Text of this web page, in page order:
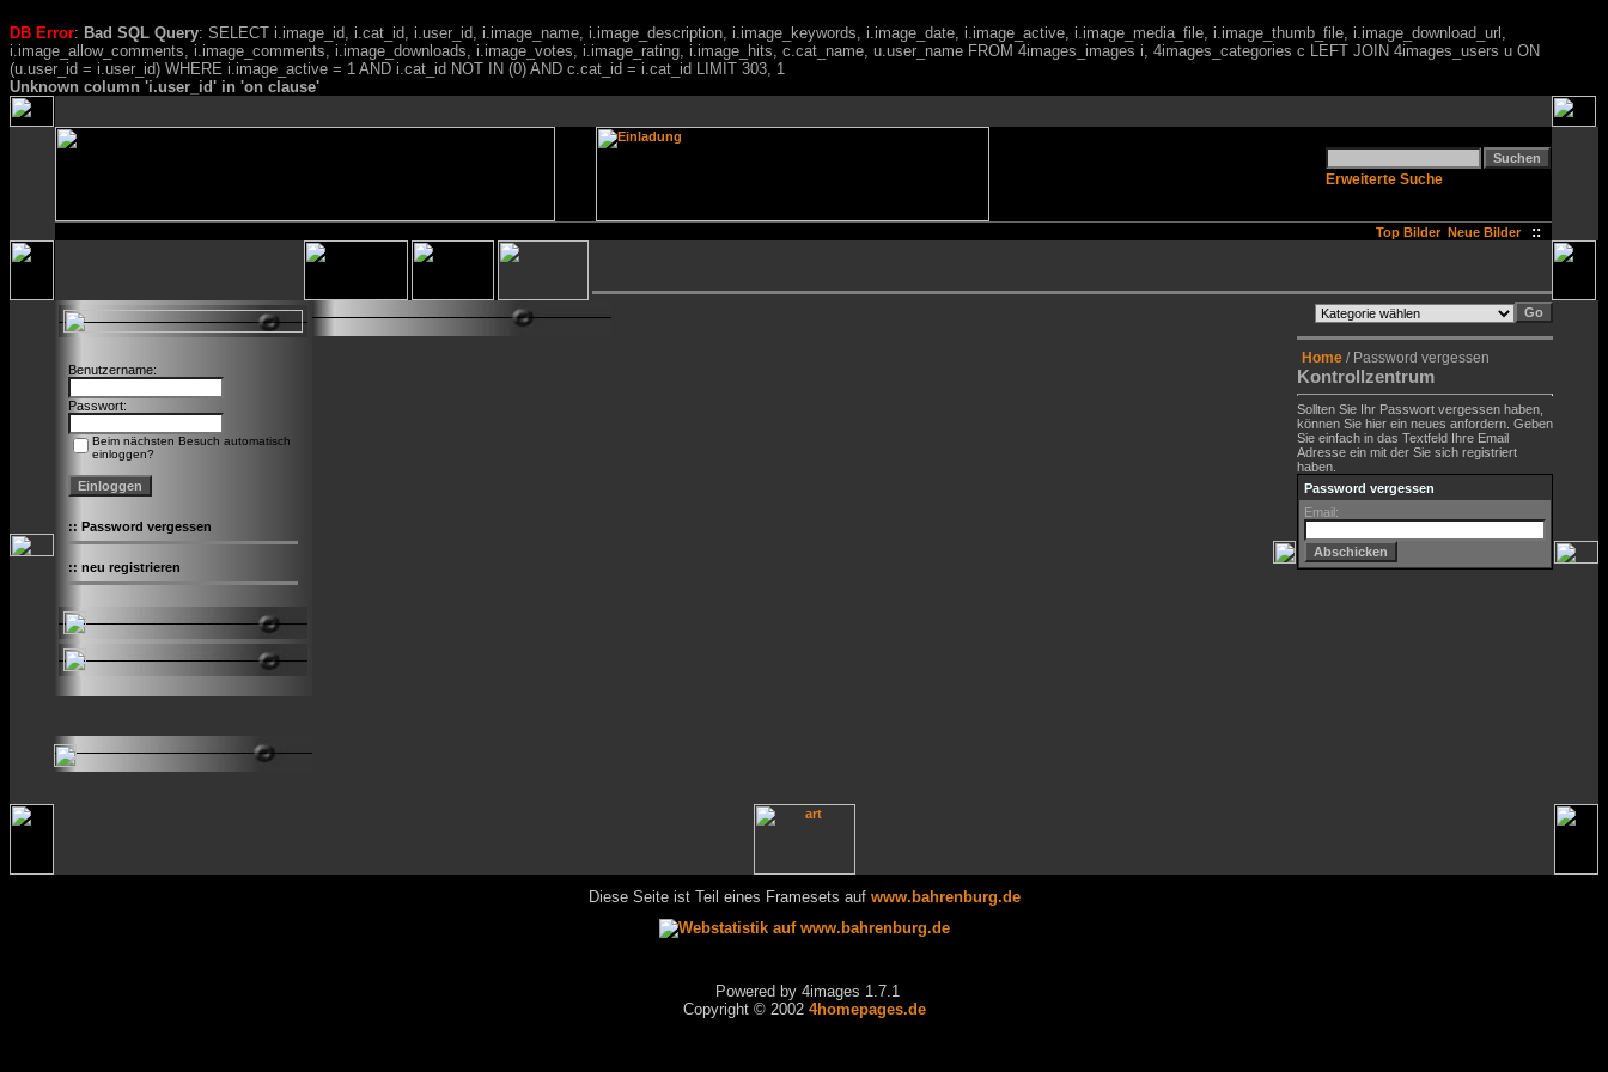
DB Error: Bad SQL Query: SELECT i.image_id, i.cat_id, i.user_id, i.image_name, i.image_description, i.image_keywords, i.image_date, i.image_active, i.image_media_file, i.image_thumb_file, i.image_download_url,
i.image_allow_comments, i.image_comments, i.image_downloads, i.image_votes, i.image_rating, i.image_hits, c.cat_name, u.user_name FROM 4images_images i, 4images_categories c LEFT JOIN 4images_users u ON
(u.user_id = i.user_id) WHERE i.image_active = 1 AND i.cat_id NOT IN (0) AND c.cat_id = i.cat_id LIMIT 303, 1
Unknown column 'i.user_id' in 'on clause'
Erweiterte Suche
Top Bilder Neue Bilder ::
Benutzername:
Passwort:
Beim nächsten Besuch automatisch
einloggen?
:: Password vergessen
:: neu registrieren
Home / Password vergessen
Kontrollzentrum
Sollten Sie Ihr Passwort vergessen haben,
können Sie hier ein neues anfordern. Geben
Sie einfach in das Textfeld Ihre Email
Adresse ein mit der Sie sich registriert
haben.
Password vergessen
Email:
Diese Seite ist Teil eines Framesets auf www.bahrenburg.de
Powered by 4images 1.7.1
Copyright © 2002 4homepages.de